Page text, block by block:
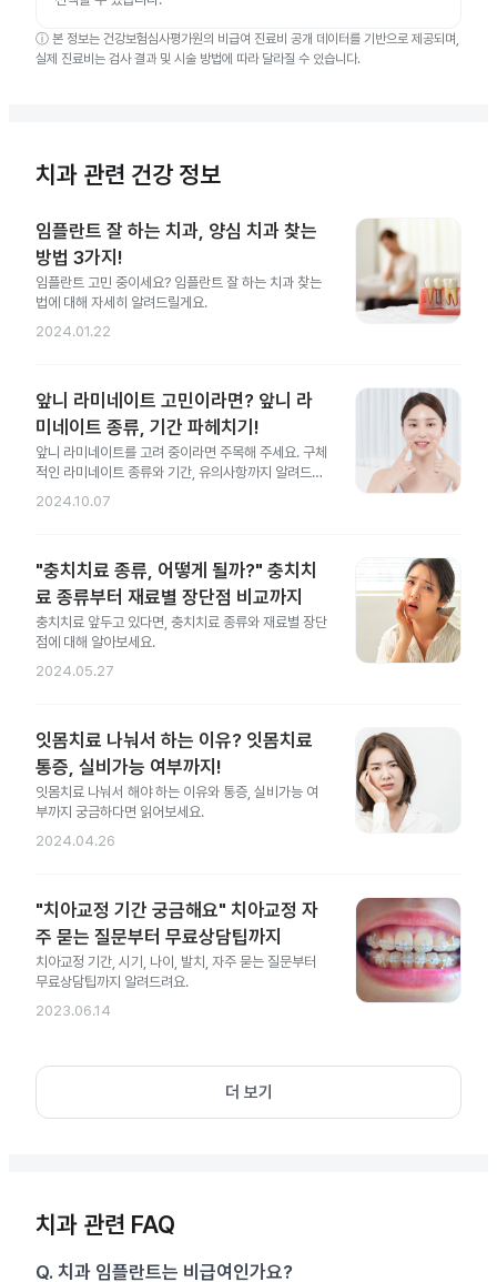
ⓘ 본 정보는 건강보험심사평가원의 비급여 진료비 공개 데이터를 기반으로 제공되며,
실제 진료비는 검사 결과 및 시술 방법에 따라 달라질 수 있습니다.
치과 관련 건강 정보
임플란트 잘 하는 치과, 양심 치과 찾는
방법 3가지!
임플란트 고민 중이세요? 임플란트 잘 하는 치과 찾는
법에 대해 자세히 알려드릴게요.
2024.01.22
앞니 라미네이트 고민이라면? 앞니 라
미네이트 종류, 기간 파헤치기!
앞니 라미네이트를 고려 중이라면 주목해 주세요. 구체
적인 라미네이트 종류와 기간, 유의사항까지 알려드릴
게요.
2024.10.07
"충치치료 종류, 어떻게 될까?" 충치치
료 종류부터 재료별 장단점 비교까지
충치치료 앞두고 있다면, 충치치료 종류와 재료별 장단
점에 대해 알아보세요.
2024.05.27
잇몸치료 나눠서 하는 이유? 잇몸치료
통증, 실비가능 여부까지!
잇몸치료 나눠서 해야 하는 이유와 통증, 실비가능 여
부까지 궁금하다면 읽어보세요.
2024.04.26
"치아교정 기간 궁금해요" 치아교정 자
주 묻는 질문부터 무료상담팁까지
치아교정 기간, 시기, 나이, 발치, 자주 묻는 질문부터
무료상담팁까지 알려드려요.
2023.06.14
더 보기
치과 관련 FAQ
Q. 치과 임플란트는 비급여인가요?